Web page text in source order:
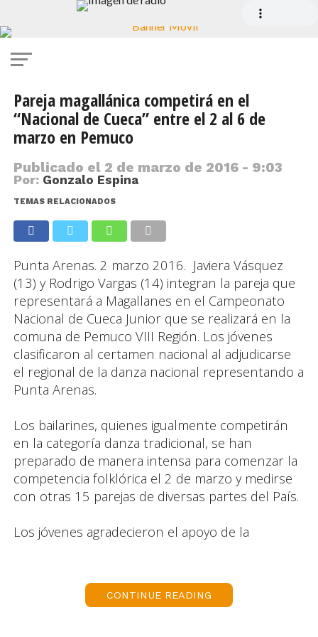
Pareja magallánica competirá en el
“Nacional de Cueca” entre el 2 al 6 de
marzo en Pemuco
Publicado el 2 de marzo de 2016 - 9:03
Por: Gonzalo Espina
TEMAS RELACIONADOS
Punta Arenas. 2 marzo 2016. Javiera Vásquez
(13) y Rodrigo Vargas (14) integran la pareja que
representará a Magallanes en el Campeonato
Nacional de Cueca Junior que se realizará en la
comuna de Pemuco VIII Región. Los jóvenes
clasificaron al certamen nacional al adjudicarse
el regional de la danza nacional representando a
Punta Arenas.
Los bailarines, quienes igualmente competirán
en la categoría danza tradicional, se han
preparado de manera intensa para comenzar la
competencia folklórica el 2 de marzo y medirse
con otras 15 parejas de diversas partes del País.
Los jóvenes agradecieron el apoyo de la
En tanto Boccazzi se mostró confiado en el
CONTINUE READING